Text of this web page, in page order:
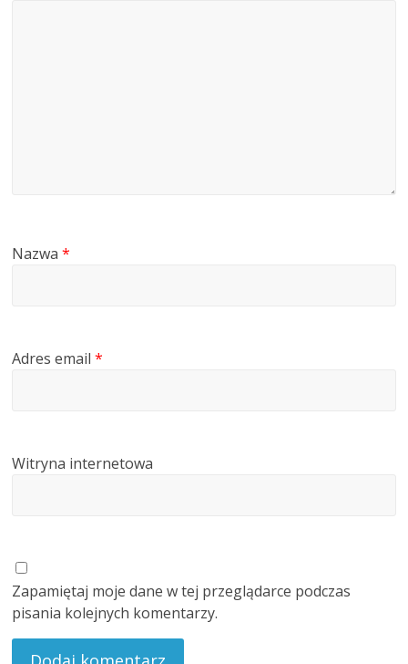
Nazwa*
Adres email*
Witryna internetowa
Zapamiętaj moje dane w tej przeglądarce podczas
pisania kolejnych komentarzy.